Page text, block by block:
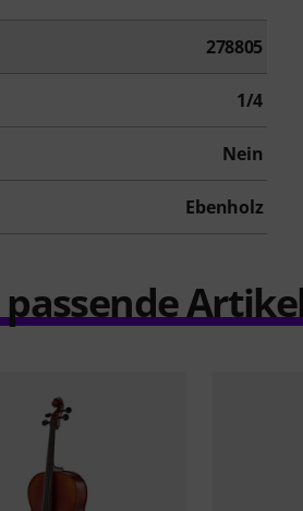
278805
1/4
Nein
Ebenholz